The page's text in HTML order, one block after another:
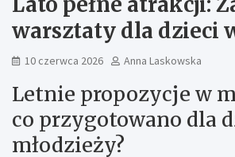
warsztaty dla dzieci
10 czerwca 2026 Anna Laskowska
Letnie propozycje w
co przygotowano dla
młodzieży?